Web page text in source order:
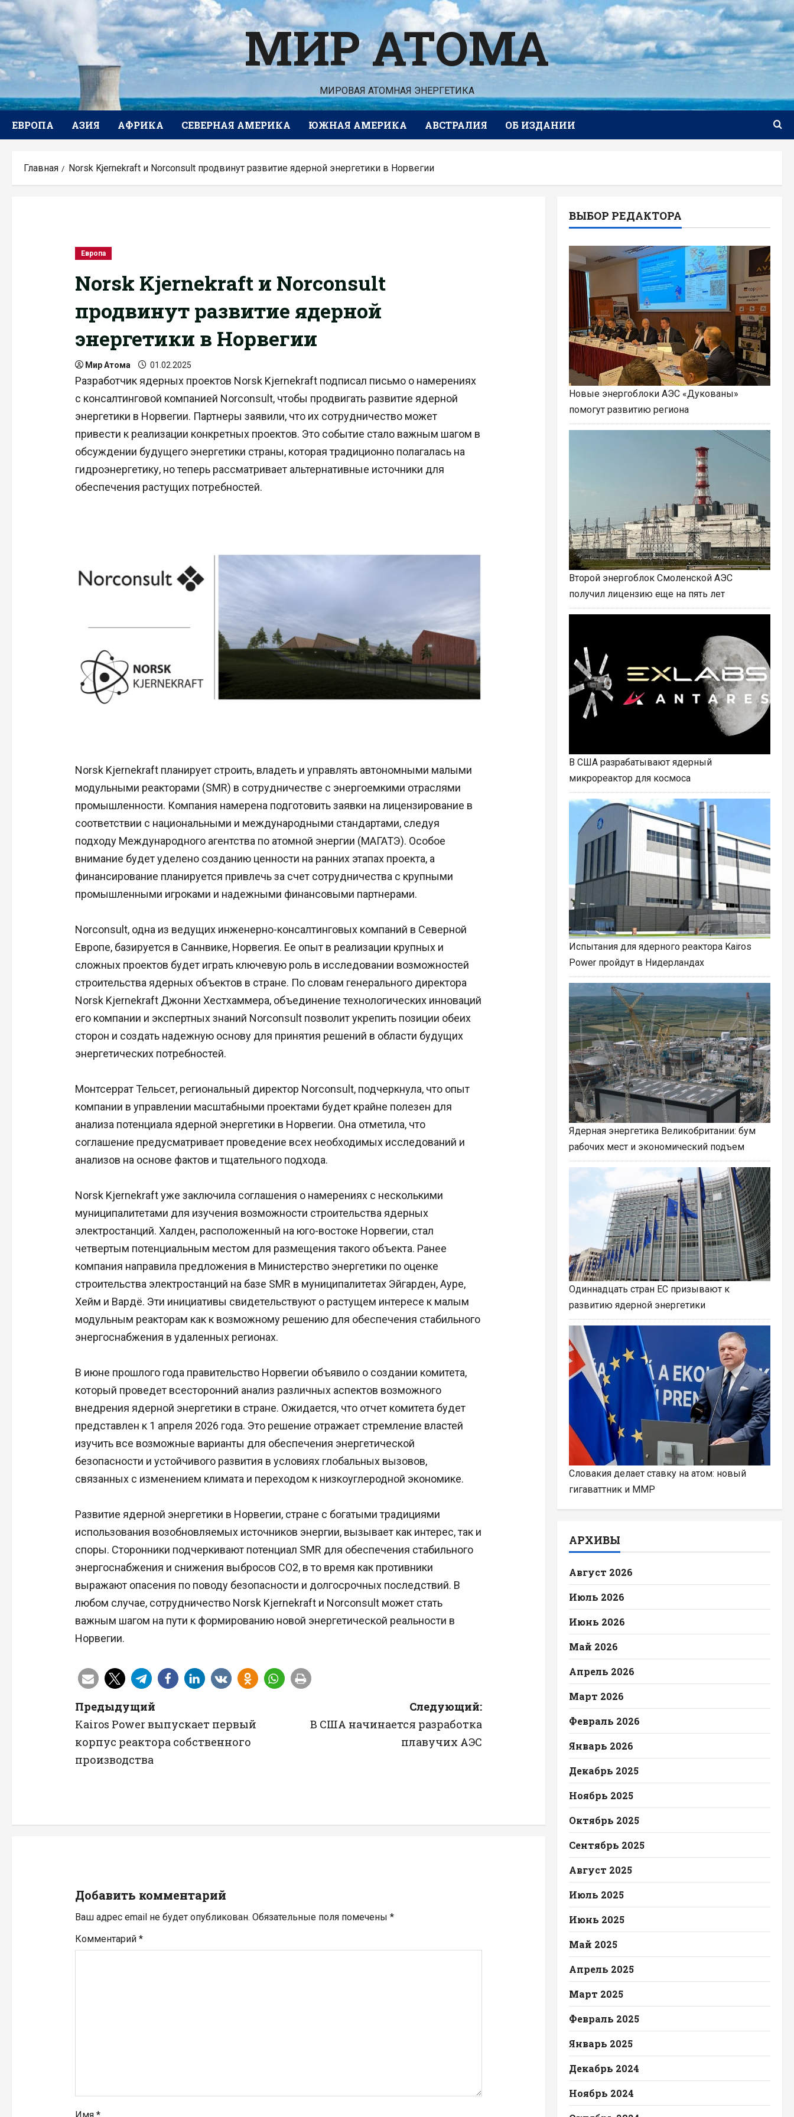
Перейти
к
содержимому
МИР АТОМА
МИРОВАЯ АТОМНАЯ ЭНЕРГЕТИКА
ЕВРОПА АЗИЯ АФРИКА СЕВЕРНАЯ АМЕРИКА ЮЖНАЯ АМЕРИКА АВСТРАЛИЯ ОБ ИЗДАНИИ
Главная Norsk Kjernekraft и Norconsult продвинут развитие ядерной энергетики в Норвегии
Европа
Norsk Kjernekraft и Norconsult
продвинут развитие ядерной
энергетики в Норвегии
Мир Атома 01.02.2025
Разработчик ядерных проектов Norsk Kjernekraft подписал письмо о намерениях
с консалтинговой компанией Norconsult, чтобы продвигать развитие ядерной
энергетики в Норвегии. Партнеры заявили, что их сотрудничество может
привести к реализации конкретных проектов. Это событие стало важным шагом в
обсуждении будущего энергетики страны, которая традиционно полагалась на
гидроэнергетику, но теперь рассматривает альтернативные источники для
обеспечения растущих потребностей.
Norsk Kjernekraft планирует строить, владеть и управлять автономными малыми
модульными реакторами (SMR) в сотрудничестве с энергоемкими отраслями
промышленности. Компания намерена подготовить заявки на лицензирование в
соответствии с национальными и международными стандартами, следуя
подходу Международного агентства по атомной энергии (МАГАТЭ). Особое
внимание будет уделено созданию ценности на ранних этапах проекта, а
финансирование планируется привлечь за счет сотрудничества с крупными
промышленными игроками и надежными финансовыми партнерами.
Norconsult, одна из ведущих инженерно-консалтинговых компаний в Северной
Европе, базируется в Саннвике, Норвегия. Ее опыт в реализации крупных и
сложных проектов будет играть ключевую роль в исследовании возможностей
строительства ядерных объектов в стране. По словам генерального директора
Norsk Kjernekraft Джонни Хестхаммера, объединение технологических инноваций
его компании и экспертных знаний Norconsult позволит укрепить позиции обеих
сторон и создать надежную основу для принятия решений в области будущих
энергетических потребностей.
Монтсеррат Тельсет, региональный директор Norconsult, подчеркнула, что опыт
компании в управлении масштабными проектами будет крайне полезен для
анализа потенциала ядерной энергетики в Норвегии. Она отметила, что
соглашение предусматривает проведение всех необходимых исследований и
анализов на основе фактов и тщательного подхода.
Norsk Kjernekraft уже заключила соглашения о намерениях с несколькими
муниципалитетами для изучения возможности строительства ядерных
электростанций. Халден, расположенный на юго-востоке Норвегии, стал
четвертым потенциальным местом для размещения такого объекта. Ранее
компания направила предложения в Министерство энергетики по оценке
строительства электростанций на базе SMR в муниципалитетах Эйгарден, Ауре,
Хейм и Вардё. Эти инициативы свидетельствуют о растущем интересе к малым
модульным реакторам как к возможному решению для обеспечения стабильного
энергоснабжения в удаленных регионах.
В июне прошлого года правительство Норвегии объявило о создании комитета,
который проведет всесторонний анализ различных аспектов возможного
внедрения ядерной энергетики в стране. Ожидается, что отчет комитета будет
представлен к 1 апреля 2026 года. Это решение отражает стремление властей
изучить все возможные варианты для обеспечения энергетической
безопасности и устойчивого развития в условиях глобальных вызовов,
связанных с изменением климата и переходом к низкоуглеродной экономике.
Развитие ядерной энергетики в Норвегии, стране с богатыми традициями
использования возобновляемых источников энергии, вызывает как интерес, так и
споры. Сторонники подчеркивают потенциал SMR для обеспечения стабильного
энергоснабжения и снижения выбросов CO2, в то время как противники
выражают опасения по поводу безопасности и долгосрочных последствий. В
любом случае, сотрудничество Norsk Kjernekraft и Norconsult может стать
важным шагом на пути к формированию новой энергетической реальности в
Норвегии.
Н
а
в
а
я
п
о
я
Предыдущий
Kairos Power выпускает первый
корпус реактора собственного
производства
Следующий:
В США начинается разработка
плавучих АЭС
Добавить комментарий
Ваш адрес email не будет опубликован. Обязательные поля помечены *
Комментарий *
ВЫБОР РЕДАКТОРА
Новые энергоблоки АЭС «Дукованы»
помогут развитию региона
Второй энергоблок Смоленской АЭС
получил лицензию еще на пять лет
В США разрабатывают ядерный
микрореактор для космоса
Испытания для ядерного реактора Kairos
Power пройдут в Нидерландах
Ядерная энергетика Великобритании: бум
рабочих мест и экономический подъем
Одиннадцать стран ЕС призывают к
развитию ядерной энергетики
Словакия делает ставку на атом: новый
гигаваттник и ММР
АРХИВЫ
Август 2026
Июль 2026
Июнь 2026
Май 2026
Апрель 2026
Март 2026
Февраль 2026
Январь 2026
Декабрь 2025
Ноябрь 2025
Октябрь 2025
Сентябрь 2025
Август 2025
Июль 2025
Июнь 2025
Май 2025
Апрель 2025
Март 2025
Февраль 2025
Январь 2025
Декабрь 2024
Ноябрь 2024